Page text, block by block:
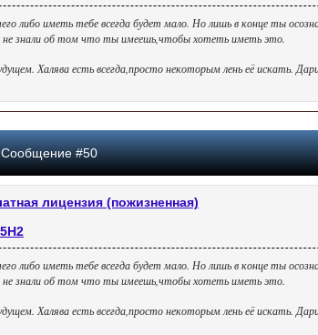
либо иметь тебе всегда будет мало. Но лишь в конце ты
не знали об том что ты имеешь,чтобы хотеть иметь это.
Халява есть всегда,просто некоторым лень её искать.
#50
лицензия (пожизненная)
либо иметь тебе всегда будет мало. Но лишь в конце ты
не знали об том что ты имеешь,чтобы хотеть иметь это.
Халява есть всегда,просто некоторым лень её искать.